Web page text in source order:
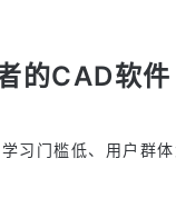
的CAD软件
习门槛低、用户群